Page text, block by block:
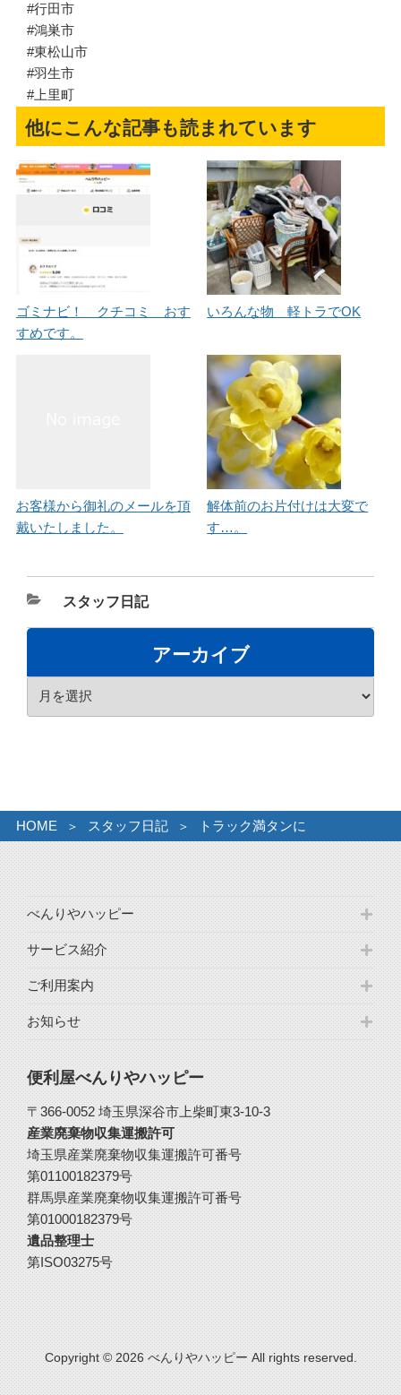
#行田市
#鴻巣市
#東松山市
#羽生市
#上里町
他にこんな記事も読まれています
ゴミナビ！ クチコミ おす
すめです。
いろんな物 軽トラでOK
お客様から御礼のメールを頂
戴いたしました。
解体前のお片付けは大変で
す…。
カ
テ
ー
スタッフ日記
アーカイブ
HOME スタッフ日記 トラック満タンに
べんりやハッピー
サービス紹介
ご利用案内
お知らせ
便利屋べんりやハッピー
〒366-0052 埼玉県深谷市上柴町東3-10-3
産業廃棄物収集運搬許可
埼玉県産業廃棄物収集運搬許可番号
第01100182379号
群馬県産業廃棄物収集運搬許可番号
第01000182379号
遺品整理士
第ISO03275号
Copyright © 2026 べんりやハッピー All rights reserved.